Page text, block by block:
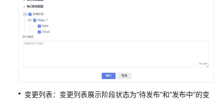
变更列表：变更列表展示阶段状态为“待发布”和“发布中”的变